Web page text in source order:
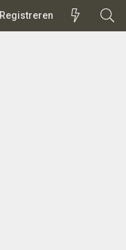
Registreren